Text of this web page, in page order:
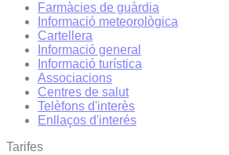
Farmàcies de guàrdia
Informació meteorològica
Cartellera
Informació general
Informació turística
Associacions
Centres de salut
Telèfons d'interès
Enllaços d'interés
Tarifes